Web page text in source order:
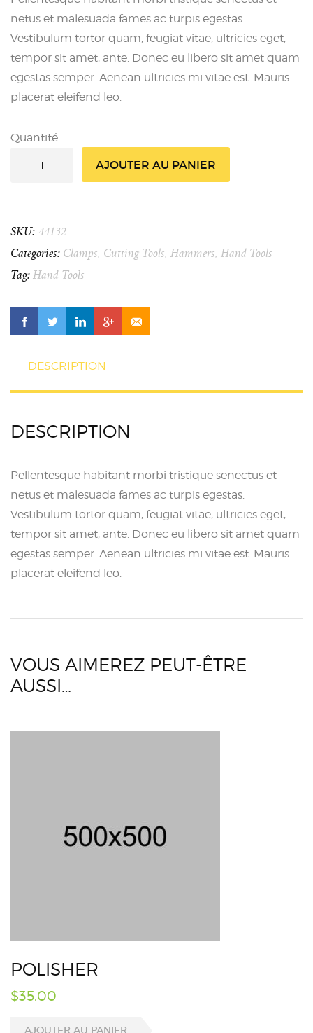
netus et malesuada fames ac turpis egestas.
Vestibulum tortor quam, feugiat vitae, ultricies eget,
tempor sit amet, ante. Donec eu libero sit amet quam
egestas semper. Aenean ultricies mi vitae est. Mauris
placerat eleifend leo.
Quantité
AJOUTER AU PANIER
SKU: 44132
Categories: Clamps, Cutting Tools, Hammers, Hand Tools
Tag: Hand Tools
DESCRIPTION
DESCRIPTION
Pellentesque habitant morbi tristique senectus et
netus et malesuada fames ac turpis egestas.
Vestibulum tortor quam, feugiat vitae, ultricies eget,
tempor sit amet, ante. Donec eu libero sit amet quam
egestas semper. Aenean ultricies mi vitae est. Mauris
placerat eleifend leo.
VOUS AIMEREZ PEUT-ÊTRE
AUSSI…
POLISHER
$35.00
AJOUTER AU PANIER